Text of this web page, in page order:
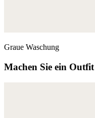
Graue Waschung
Machen Sie ein